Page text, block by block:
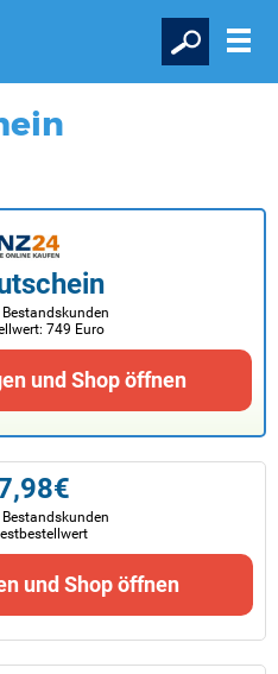
749 Euro
und Shop öffnen
und Shop öffnen